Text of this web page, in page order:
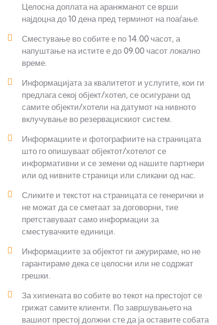
Целосна доплата на аранжманот се врши
најдоцна до 10 дена пред терминот на поаѓање.
Сместување во собите е по 14.00 часот, а
напуштање на истите е до 09.00 часот локално
време.
Информацијата за квалитетот и услугите, кои ги
предлага секој објект/хотел, се осигурани од
самите објекти/хотели на датумот на нивното
вклучување во резервацискиот систем.
Информациите и фотографиите на страницата
што го опишуваат објектот/хотелот се
информативни и се земени од нашите партнери
или од нивните страници или сликани од нас.
Сликите и текстот на страницата се генерички и
не можат да се сметаат за договорни, тие
претставуваат само информации за
сместувачките единици.
Информациите за објектот ги ажурираме, но не
гарантираме дека се целосни или не содржат
грешки.
За хигиената во собите во текот на престојот се
грижат самите клиенти. По завршувањето на
вашиот престој должни сте да ја оставите собата